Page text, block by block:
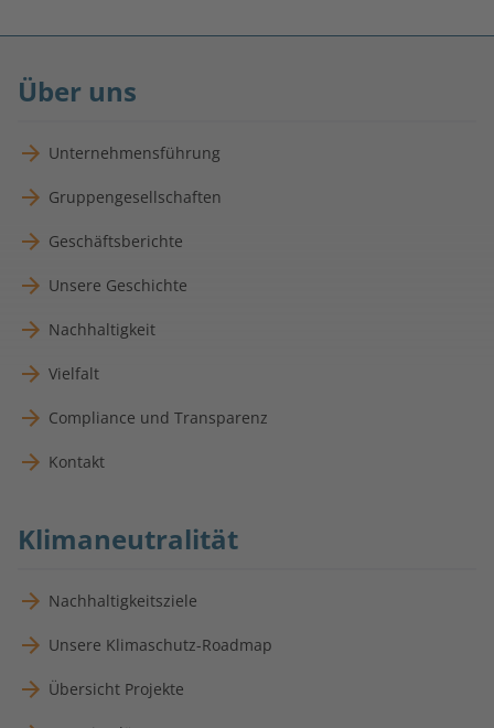
Über uns
Unternehmensführung
Gruppengesellschaften
Geschäftsberichte
Unsere Geschichte
Nachhaltigkeit
Vielfalt
Compliance und Transparenz
Kontakt
Klimaneutralität
Nachhaltigkeitsziele
Unsere Klimaschutz-Roadmap
Übersicht Projekte